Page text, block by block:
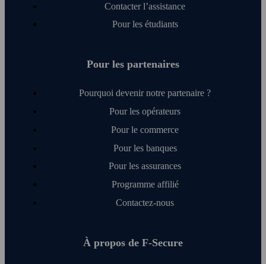
Contacter l’assistance
Pour les étudiants
Pour les partenaires
Pourquoi devenir notre partenaire ?
Pour les opérateurs
Pour le commerce
Pour les banques
Pour les assurances
Programme affilié
Contactez-nous
À propos de F‑Secure